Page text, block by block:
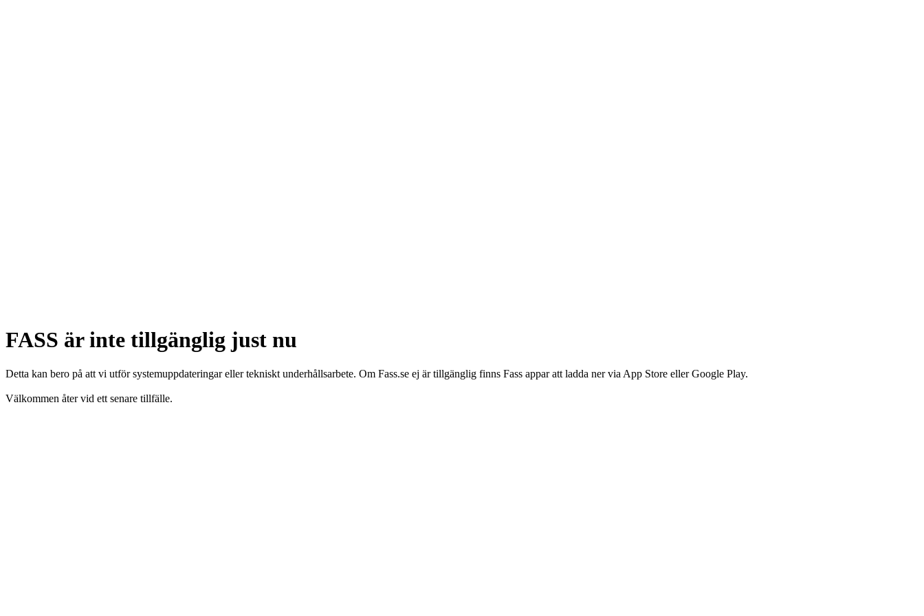
FASS är inte tillgänglig just nu
Detta kan bero på att vi utför systemuppdateringar eller tekniskt underhållsarbete. Om Fass.se ej är tillgänglig finns Fass appar att ladda ner via App Store eller Google Play.
Välkommen åter vid ett senare tillfälle.